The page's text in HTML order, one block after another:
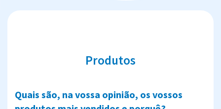
Produtos
Quais são, na vossa opinião, os vossos